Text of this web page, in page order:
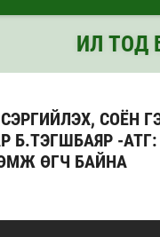
ИЛ ТОД
СОЁН
Б.ТЭГШБАЯР -
ӨГЧ БАЙНА